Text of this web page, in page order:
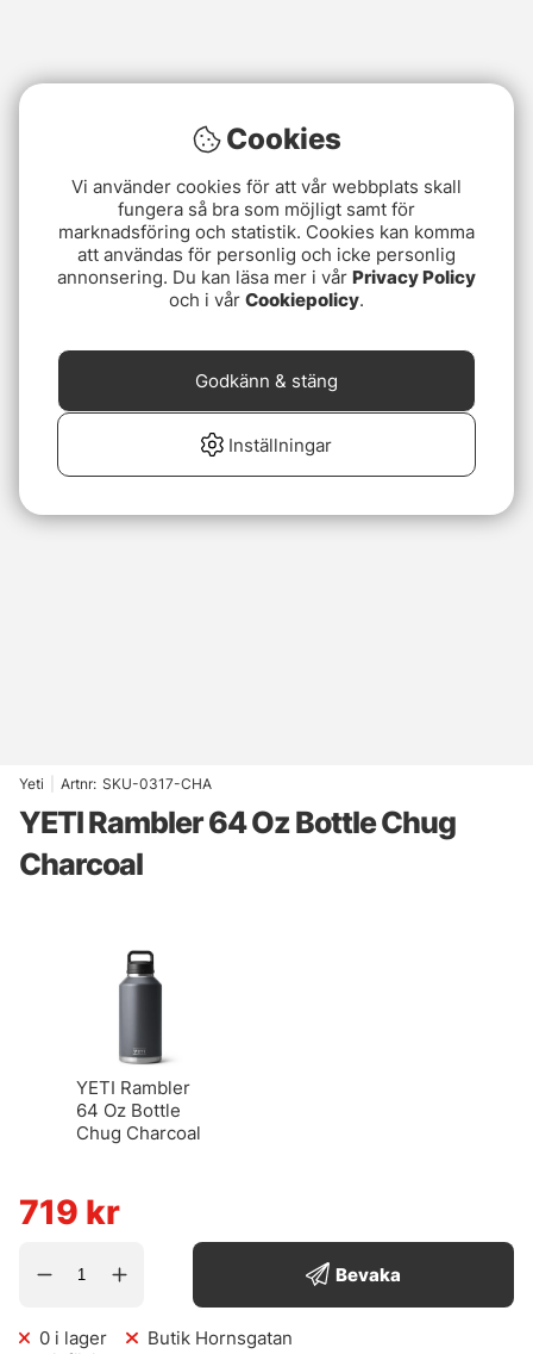
Yeti Artnr: SKU-0317-CHA
YETI Rambler 64 Oz Bottle Chug
Charcoal
YETI Rambler
64 Oz Bottle
Chug Charcoal
719 kr
Bevaka
0 i lager
Butik Hornsgatan
Cookies
Vi använder cookies för att vår webbplats skall
fungera så bra som möjligt samt för
marknadsföring och statistik. Cookies kan komma
att användas för personlig och icke personlig
annonsering. Du kan läsa mer i vår Privacy Policy
och i vår Cookiepolicy.
Inställningar
Godkänn & stäng